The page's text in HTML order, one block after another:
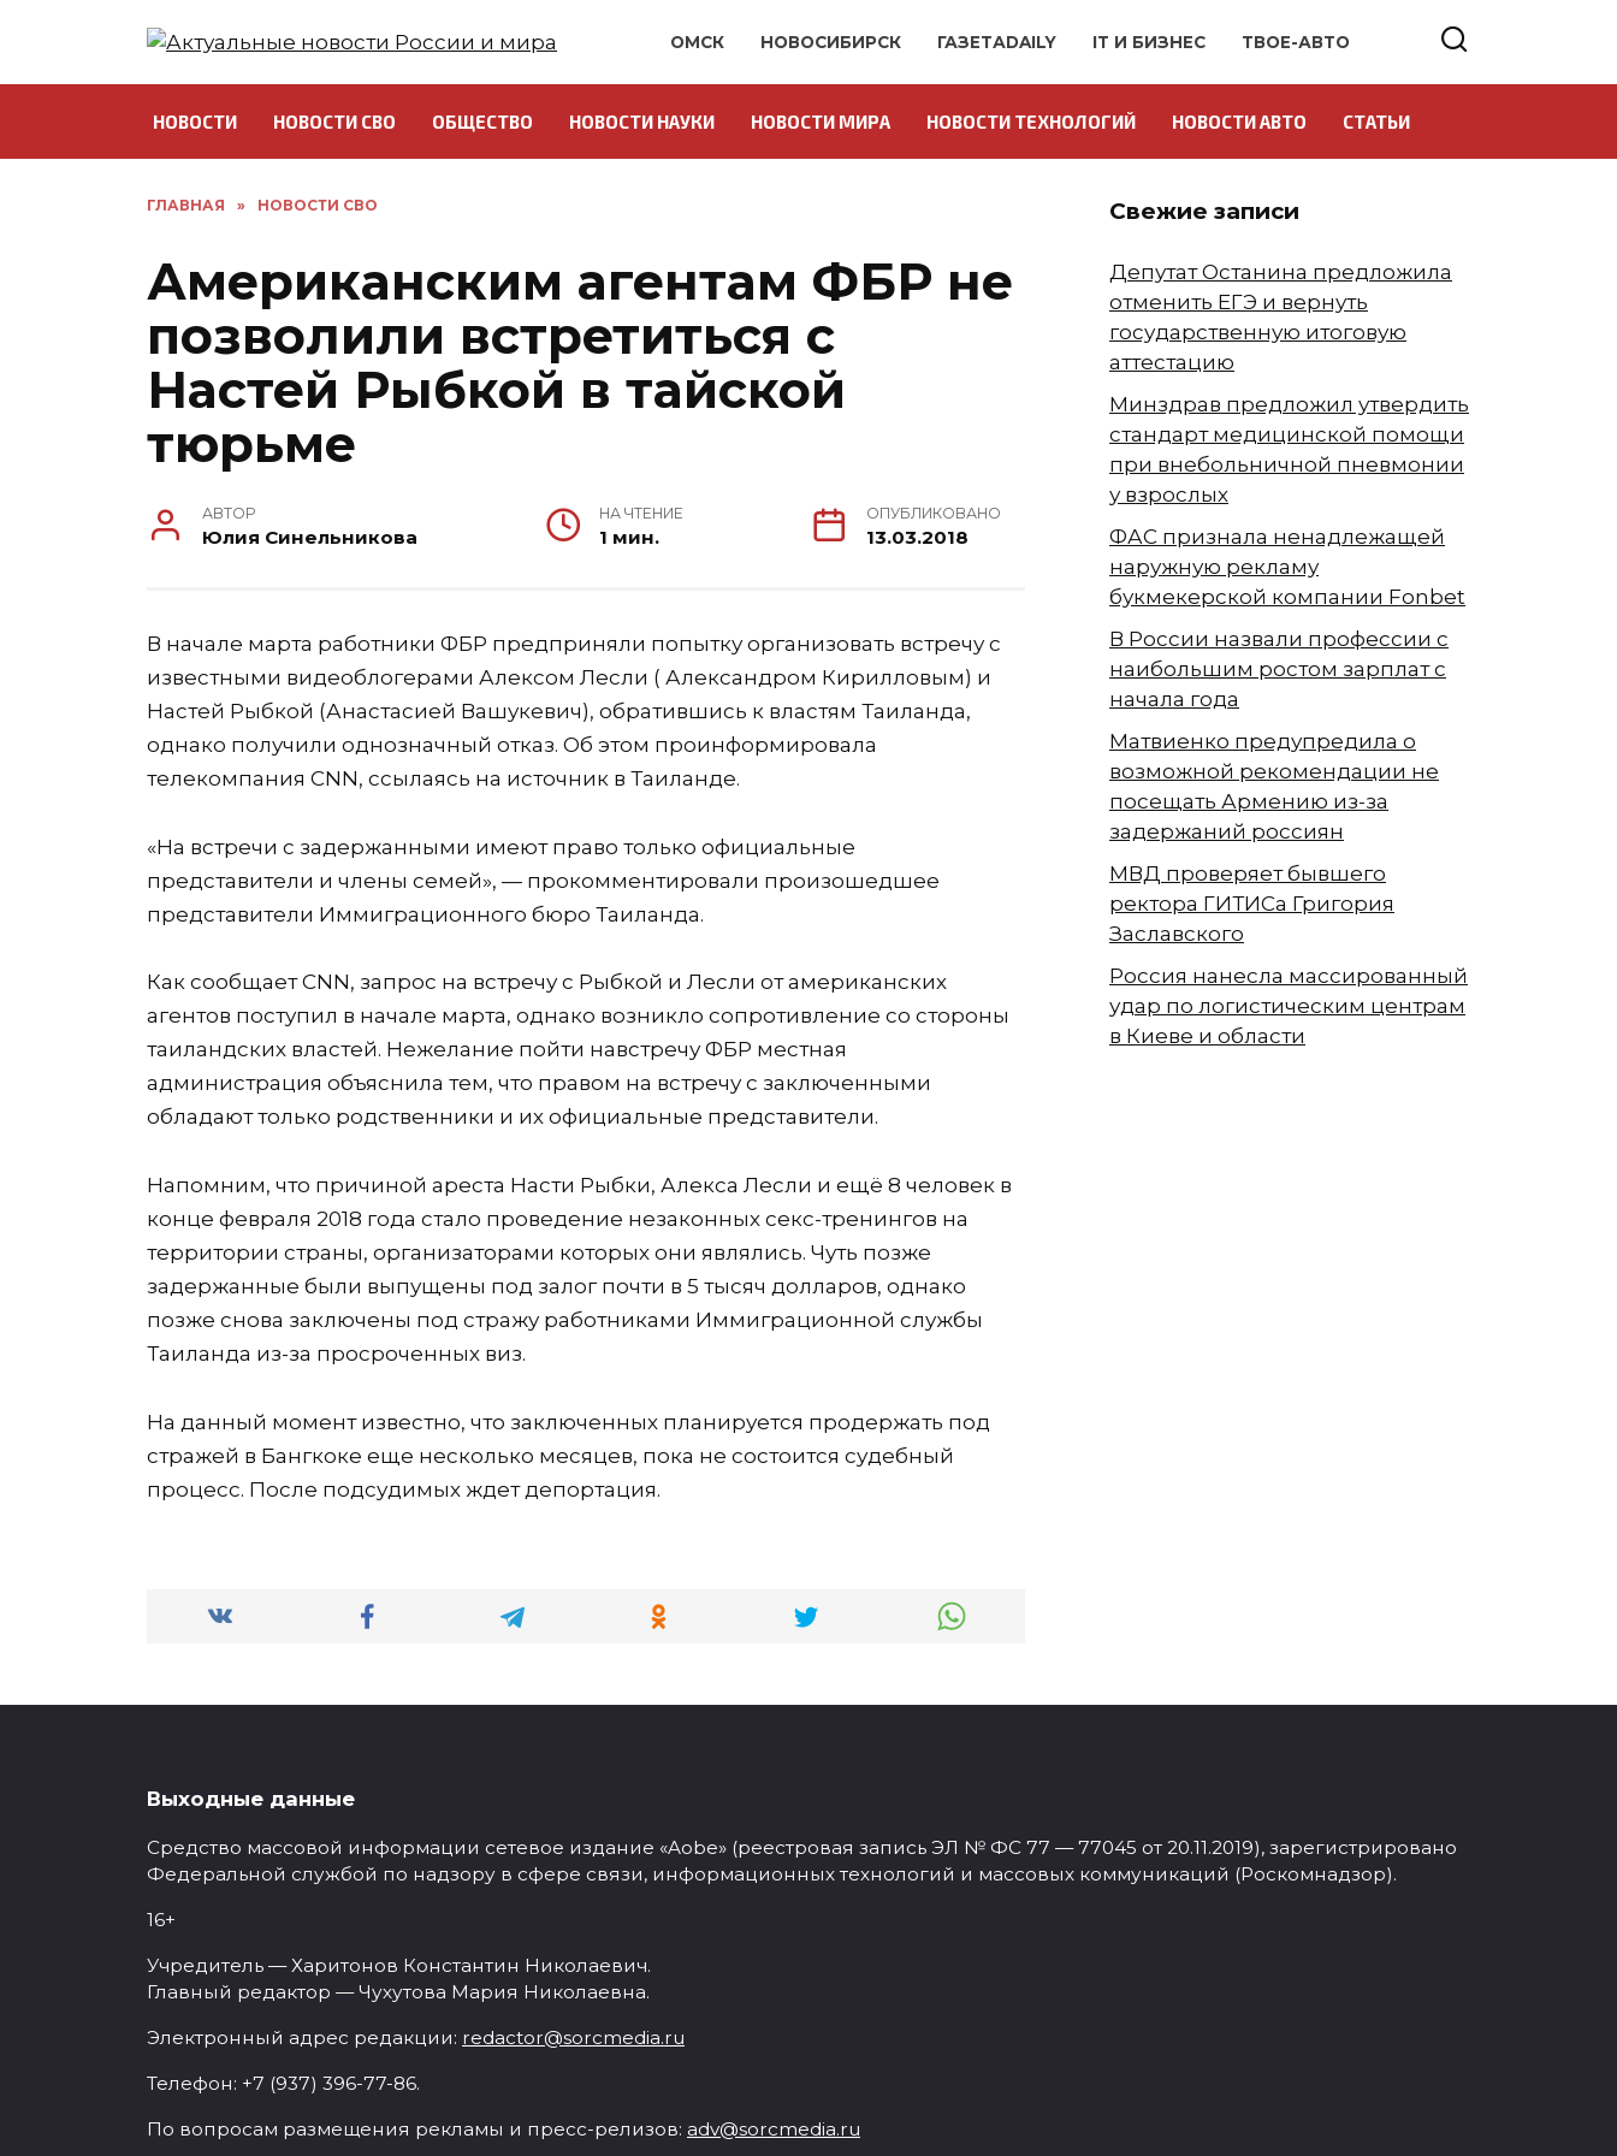
ОМСК НОВОСИБИРСК ГАЗЕТАDAILY IT И БИЗНЕС ТВОЕ-АВТО
НОВОСТИ НОВОСТИ СВО ОБЩЕСТВО НОВОСТИ НАУКИ НОВОСТИ МИРА НОВОСТИ ТЕХНОЛОГИЙ НОВОСТИ АВТО СТАТЬИ
ГЛАВНАЯ » НОВОСТИ СВО
Американским агентам ФБР не
позволили встретиться с
Настей Рыбкой в тайской
тюрьме
АВТОР
Юлия Синельникова
НА ЧТЕНИЕ
1 мин.
ОПУБЛИКОВАНО
13.03.2018
В начале марта работники ФБР предприняли попытку организовать встречу с
известными видеоблогерами Алексом Лесли ( Александром Кирилловым) и
Настей Рыбкой (Анастасией Вашукевич), обратившись к властям Таиланда,
однако получили однозначный отказ. Об этом проинформировала
телекомпания CNN, ссылаясь на источник в Таиланде.
«На встречи с задержанными имеют право только официальные
представители и члены семей», — прокомментировали произошедшее
представители Иммиграционного бюро Таиланда.
Как сообщает CNN, запрос на встречу с Рыбкой и Лесли от американских
агентов поступил в начале марта, однако возникло сопротивление со стороны
таиландских властей. Нежелание пойти навстречу ФБР местная
администрация объяснила тем, что правом на встречу с заключенными
обладают только родственники и их официальные представители.
Напомним, что причиной ареста Насти Рыбки, Алекса Лесли и ещё 8 человек в
конце февраля 2018 года стало проведение незаконных секс-тренингов на
территории страны, организаторами которых они являлись. Чуть позже
задержанные были выпущены под залог почти в 5 тысяч долларов, однако
позже снова заключены под стражу работниками Иммиграционной службы
Таиланда из-за просроченных виз.
На данный момент известно, что заключенных планируется продержать под
стражей в Бангкоке еще несколько месяцев, пока не состоится судебный
процесс. После подсудимых ждет депортация.
Свежие записи
Депутат Останина предложила
отменить ЕГЭ и вернуть
государственную итоговую
аттестацию
Минздрав предложил утвердить
стандарт медицинской помощи
при внебольничной пневмонии
у взрослых
ФАС признала ненадлежащей
наружную рекламу
букмекерской компании Fonbet
В России назвали профессии с
наибольшим ростом зарплат с
начала года
Матвиенко предупредила о
возможной рекомендации не
посещать Армению из-за
задержаний россиян
МВД проверяет бывшего
ректора ГИТИСа Григория
Заславского
Россия нанесла массированный
удар по логистическим центрам
в Киеве и области
Выходные данные
Средство массовой информации сетевое издание «Aobe» (реестровая запись ЭЛ № ФС 77 — 77045 от 20.11.2019), зарегистрировано
Федеральной службой по надзору в сфере связи, информационных технологий и массовых коммуникаций (Роскомнадзор).
16+
Учредитель — Харитонов Константин Николаевич.
Главный редактор — Чухутова Мария Николаевна.
Электронный адрес редакции: redactor@sorcmedia.ru
Телефон: +7 (937) 396-77-86.
По вопросам размещения рекламы и пресс-релизов: adv@sorcmedia.ru